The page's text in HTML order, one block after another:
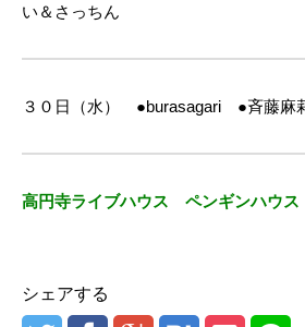
い＆さっちん
３０日（水） ●burasagari ●斉藤麻
高円寺ライブハウス ペンギンハウス
シェアする